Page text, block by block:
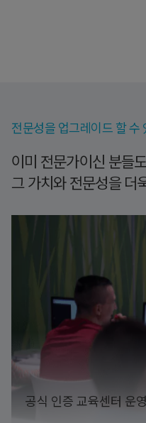
전문성을 업그레이드 할 수
이미 전문가이신 분들
그 가치와 전문성을 더
공식 인증 교육센터 운영